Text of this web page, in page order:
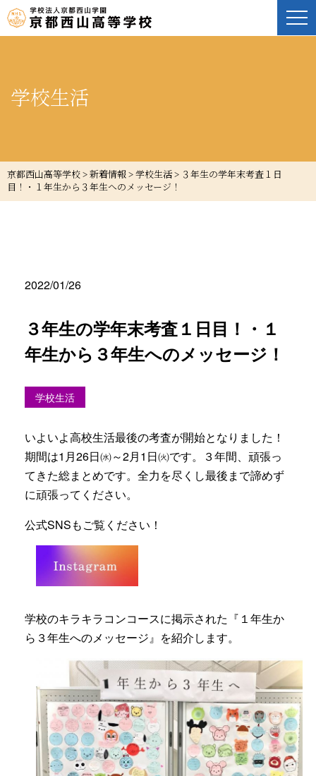
学校生活
京都西山高等学校 > 新着情報 > 学校生活> ３年生の学年末考査１日
目！・１年生から３年生へのメッセージ！
2022/01/26
３年生の学年末考査１日目！・１
年生から３年生へのメッセージ！
学校生活
いよいよ高校生活最後の考査が開始となりました！
期間は1月26日㈬～2月1日㈫です。３年間、頑張っ
てきた総まとめです。全力を尽くし最後まで諦めず
に頑張ってください。
公式SNSもご覧ください！
学校のキラキラコンコースに掲示された『１年生か
ら３年生へのメッセージ』を紹介します。